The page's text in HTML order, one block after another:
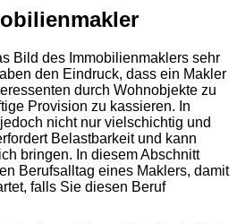
Bild des Immobilienmaklers sehr
den Eindruck, dass ein Makler
durch Wohnobjekte zu
Provision zu kassieren. In
nicht nur vielschichtig und
Belastbarkeit und kann
bringen. In diesem Abschnitt
Berufsalltag eines Maklers, damit
falls Sie diesen Beruf